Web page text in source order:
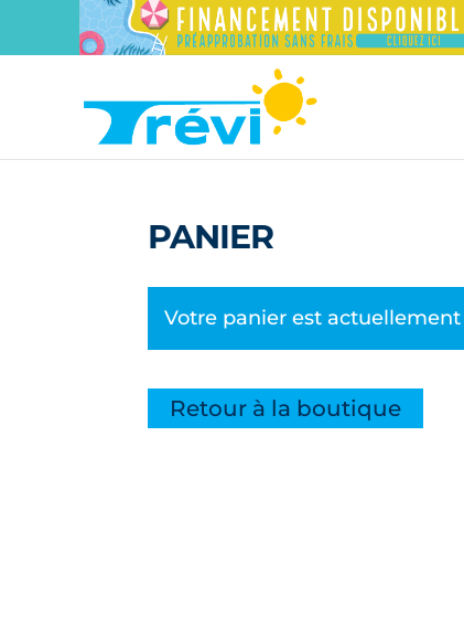
PANIER
Votre panier est actuellement
Retour à la boutique